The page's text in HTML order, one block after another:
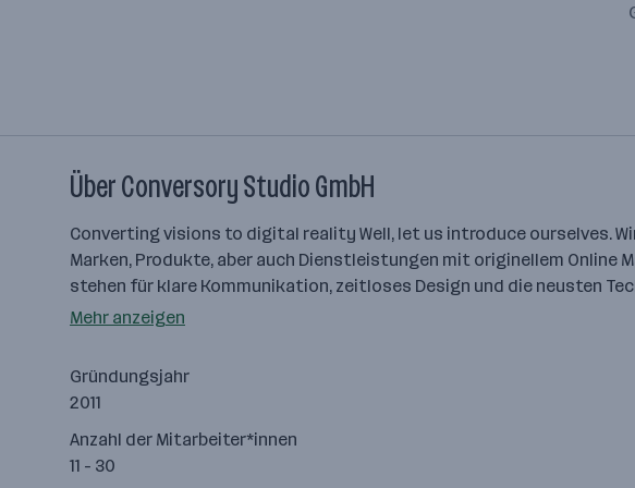
Über Conversory Studio GmbH
Converting visions to digital reality Well, let us introduce ourselves.
Marken, Produkte, aber auch Dienstleistungen mit originellem
stehen für klare Kommunikation, zeitloses Design und die neusten
Mehr anzeigen
Gründungsjahr
2011
Anzahl der Mitarbeiter*innen
11 - 30